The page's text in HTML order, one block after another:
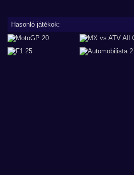
Hasonló játékok: